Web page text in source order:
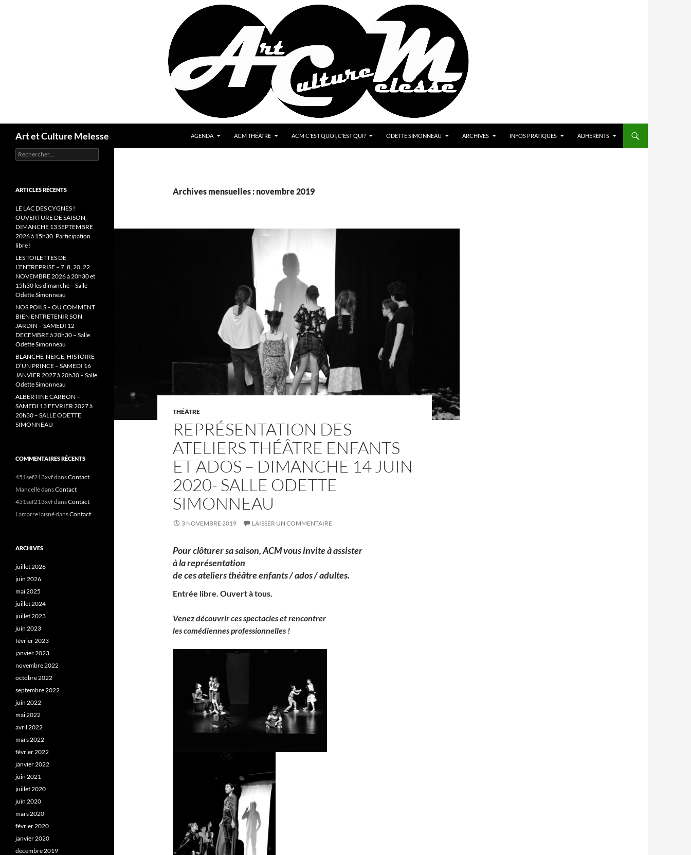
Art et Culture Melesse AGENDA ACM THÉÂTRE ACM C’EST QUOI, C’EST QUI? ODETTE SIMONNEAU ARCHIVES INFOS PRATIQUES ADHERENTS
Archives mensuelles : novembre 2019
THÉÂTRE
REPRÉSENTATION DES
ATELIERS THÉÂTRE ENFANTS
ET ADOS – DIMANCHE 14 JUIN
2020- SALLE ODETTE
SIMONNEAU
3 NOVEMBRE 2019 LAISSER UN COMMENTAIRE
Pour clôturer sa saison, ACM vous invite à assister
à la représentation
de ces ateliers théâtre enfants / ados / adultes.
Entrée libre. Ouvert à tous.
Venez découvrir ces spectacles et rencontrer
les comédiennes professionnelles !
Rechercher :
ARTICLES RÉCENTS
LE LAC DES CYGNES !
OUVERTURE DE SAISON,
DIMANCHE 13 SEPTEMBRE
2026 à 15h30. Participation
libre !
LES TOILETTES DE
L’ENTREPRISE – 7, 8, 20, 22
NOVEMBRE 2026 à 20h30 et
15h30 les dimanche – Salle
Odette Simonneau
NOS POILS – OU COMMENT
BIEN ENTRETENIR SON
JARDIN – SAMEDI 12
DECEMBRE à 20h30 – Salle
Odette Simonneau
BLANCHE-NEIGE, HISTOIRE
D’UN PRINCE – SAMEDI 16
JANVIER 2027 à 20h30 – Salle
Odette Simonneau
ALBERTINE CARBON –
SAMEDI 13 FEVRIER 2027 à
20h30 – SALLE ODETTE
SIMONNEAU
COMMENTAIRES RÉCENTS
451sef213xvfdansContact
MancelledansContact
451sef213xvfdansContact
Lamarre laisnédansContact
ARCHIVES
juillet 2026
juin 2026
mai 2025
juillet 2024
juillet 2023
juin 2023
février 2023
janvier 2023
novembre 2022
octobre 2022
septembre 2022
juin 2022
mai 2022
avril 2022
mars 2022
février 2022
janvier 2022
juin 2021
juillet 2020
juin 2020
mars 2020
février 2020
janvier 2020
décembre 2019